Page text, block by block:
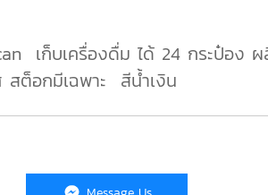
เก็บเครื่องดื่ม ได้ 24 กระป๋อง
สต็อกมีเฉพาะ สีน้ำเงิน